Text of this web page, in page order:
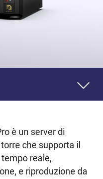
è un server di
che supporta il
reale,
e riproduzione da